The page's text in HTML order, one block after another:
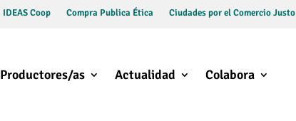
IDEAS Coop Compra Publica Ética Ciudades por el Comercio Justo
Productores/as Actualidad Colabora